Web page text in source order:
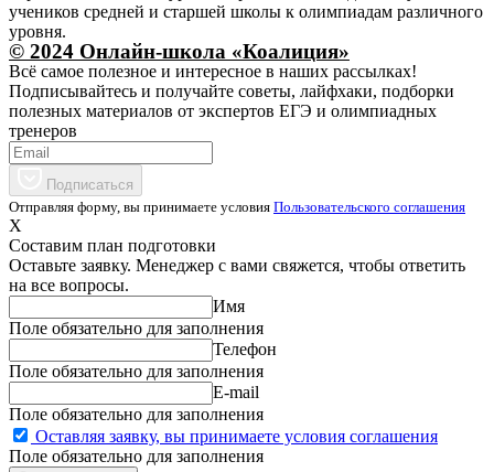
учеников средней и старшей школы к олимпиадам различного
уровня.
© 2024 Онлайн-школа «Коалиция»
Всё самое полезное и интересное в наших рассылках!
Подписывайтесь и получайте советы, лайфхаки, подборки
полезных материалов от экспертов ЕГЭ и олимпиадных
тренеров
Подписаться
Отправляя форму, вы принимаете условия Пользовательского соглашения
X
Составим план подготовки
Оставьте заявку. Менеджер с вами свяжется, чтобы ответить
на все вопросы.
Имя
Поле обязательно для заполнения
Телефон
Поле обязательно для заполнения
E-mail
Поле обязательно для заполнения
Оставляя заявку, вы принимаете условия соглашения
Поле обязательно для заполнения